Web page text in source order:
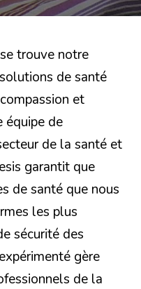
trouve notre
de santé
et
équipe de
de la santé et
garantit que
de santé que nous
les plus
sécurité des
gère
de la